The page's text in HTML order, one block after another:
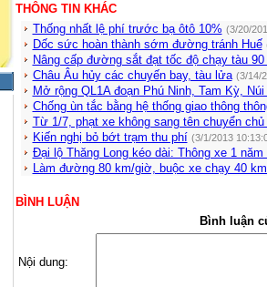
THÔNG TIN KHÁC
Thống nhất lệ phí trước bạ ôtô 10% (3/20/
Dốc sức hoàn thành sớm đường tránh Huế
Nâng cấp đường sắt đạt tốc độ chạy tàu
Châu Âu hủy các chuyến bay, tàu lửa (3/14/
Mở rộng QL1A đoạn Phú Ninh, Tam Kỳ, Núi
Chống ùn tắc bằng hệ thống giao thông
Từ 1/7, phạt xe không sang tên chuyển chủ
Kiến nghị bỏ bớt trạm thu phí (3/1/2013
Đại lộ Thăng Long kéo dài: Thông xe 1
Làm đường 80 km/giờ, buộc xe chạy 40
BÌNH LUẬN
Bình luận
Nội dung: